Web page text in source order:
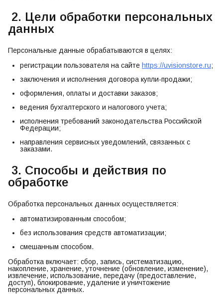
2. Цели обработки персональных
данных
Персональные данные обрабатываются в целях:
регистрации пользователя на сайте https://uvisionstore.ru;
заключения и исполнения договора купли-продажи;
оформления, оплаты и доставки заказов;
ведения бухгалтерского и налогового учета;
исполнения требований законодательства Российской
Федерации;
направления сервисных уведомлений, связанных с
заказами.
3. Способы и действия по
обработке
Обработка персональных данных осуществляется:
автоматизированным способом;
без использования средств автоматизации;
смешанным способом.
Обработка включает: сбор, запись, систематизацию,
накопление, хранение, уточнение (обновление, изменение),
извлечение, использование, передачу (предоставление,
доступ), блокирование, удаление и уничтожение
персональных данных.